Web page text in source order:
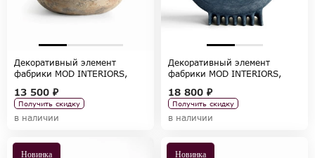
Декоративный элемент
фабрики MOD INTERIORS,
13 500 ₽
Получить скидку
в наличии
Декоративный элемент
фабрики MOD INTERIORS,
18 800 ₽
Получить скидку
в наличии
Новинка Новинка